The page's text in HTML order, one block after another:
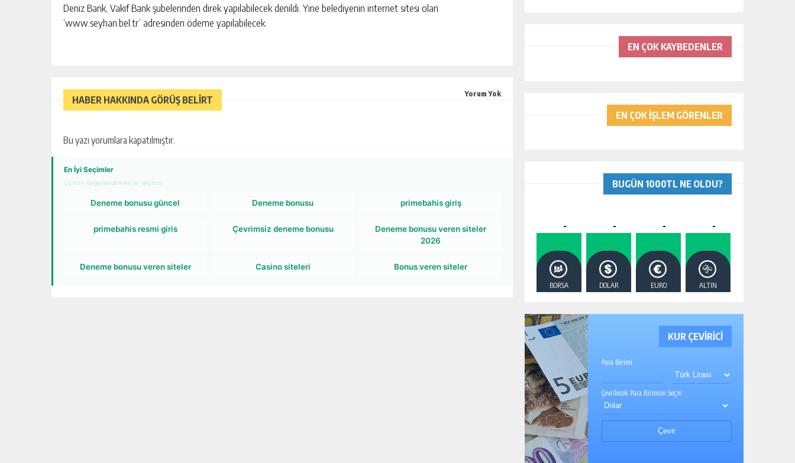
Deniz Bank, Vakıf Bank şubelerinden direk yapılabilecek denildi. Yine belediyenin internet sitesi olan
‘www.seyhan.bel.tr’ adresinden ödeme yapılabilecek.
HABER HAKKINDA GÖRÜŞ BELİRT
Yorum Yok
Bu yazı yorumlara kapatılmıştır.
En İyi Seçimler
Uzman değerlendirmesi ile seçilmiş
Deneme bonusu güncel Deneme bonusu primebahis giriş
primebahis resmi giris Çevrimsiz deneme bonusu
Deneme bonusu veren siteler
2026
Deneme bonusu veren siteler Casino siteleri Bonus veren siteler
EN ÇOK KAYBEDENLER
EN ÇOK İŞLEM GÖRENLER
BUGÜN 1000TL NE OLDU?
-
BORSA
-
DOLAR
-
EURO
-
ALTIN
KUR ÇEVİRİCİ
Para Birimi
Çevrilecek Para Birimini Seçin
Çevir